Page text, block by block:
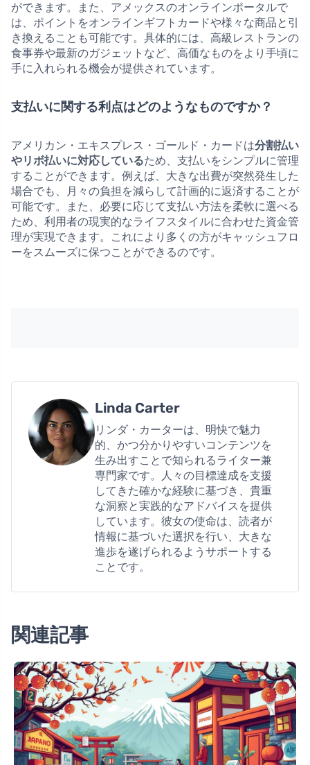
ができます。また、アメックスのオンラインポータルで
は、ポイントをオンラインギフトカードや様々な商品と引
き換えることも可能です。具体的には、高級レストランの
食事券や最新のガジェットなど、高価なものをより手頃に
手に入れられる機会が提供されています。
支払いに関する利点はどのようなものですか？
アメリカン・エキスプレス・ゴールド・カードは分割払い
やリボ払いに対応しているため、支払いをシンプルに管理
することができます。例えば、大きな出費が突然発生した
場合でも、月々の負担を減らして計画的に返済することが
可能です。また、必要に応じて支払い方法を柔軟に選べる
ため、利用者の現実的なライフスタイルに合わせた資金管
理が実現できます。これにより多くの方がキャッシュフロ
ーをスムーズに保つことができるのです。
Linda Carter
リンダ・カーターは、明快で魅力
的、かつ分かりやすいコンテンツを
生み出すことで知られるライター兼
専門家です。人々の目標達成を支援
してきた確かな経験に基づき、貴重
な洞察と実践的なアドバイスを提供
しています。彼女の使命は、読者が
情報に基づいた選択を行い、大きな
進歩を遂げられるようサポートする
ことです。
関連記事